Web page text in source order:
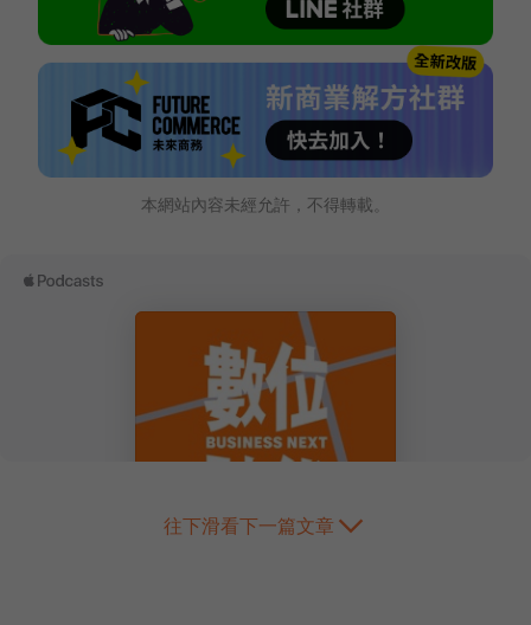
本網站內容未經允許，不得轉載。
往下滑看下一篇文章